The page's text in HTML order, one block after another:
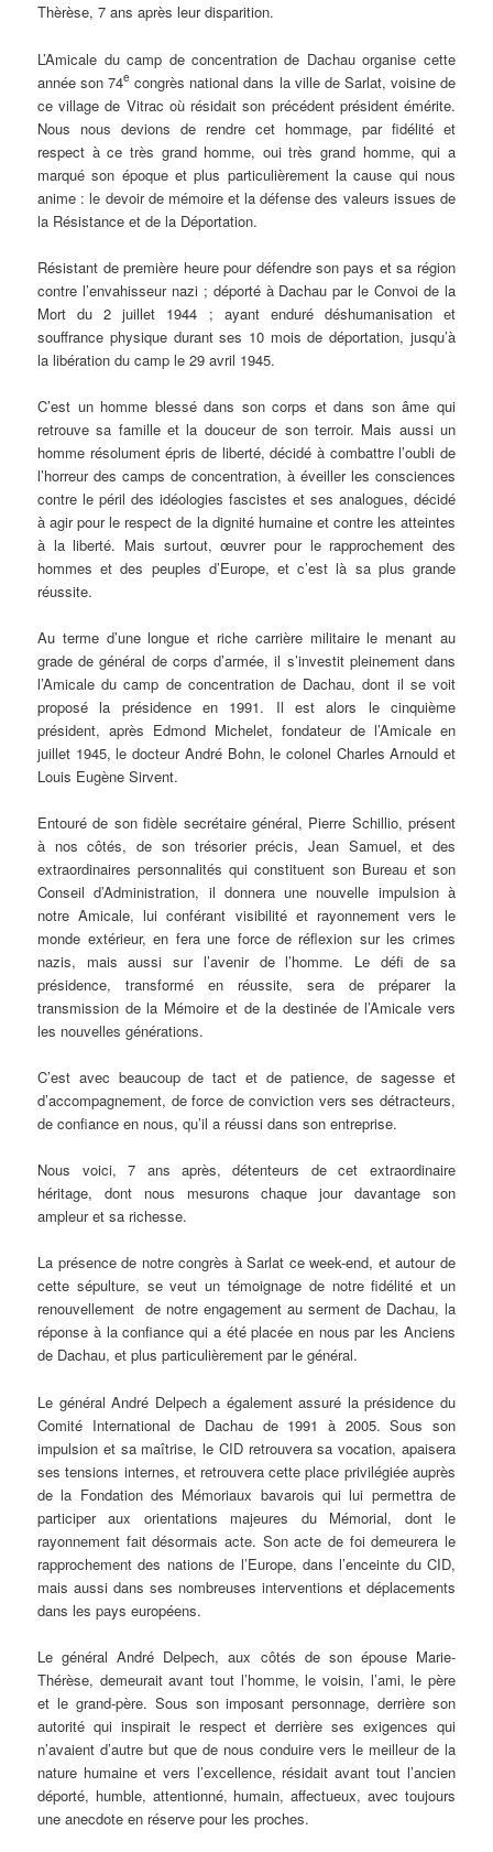
Thèrèse, 7 ans après leur disparition.
L’Amicale du camp de concentration de Dachau organise cette
année son 74e congrès national dans la ville de Sarlat, voisine de
ce village de Vitrac où résidait son précédent président émérite.
Nous nous devions de rendre cet hommage, par fidélité et
respect à ce très grand homme, oui très grand homme, qui a
marqué son époque et plus particulièrement la cause qui nous
anime : le devoir de mémoire et la défense des valeurs issues de
la Résistance et de la Déportation.
Résistant de première heure pour défendre son pays et sa région
contre l’envahisseur nazi ; déporté à Dachau par le Convoi de la
Mort du 2 juillet 1944 ; ayant enduré déshumanisation et
souffrance physique durant ses 10 mois de déportation, jusqu’à
la libération du camp le 29 avril 1945.
C’est un homme blessé dans son corps et dans son âme qui
retrouve sa famille et la douceur de son terroir. Mais aussi un
homme résolument épris de liberté, décidé à combattre l’oubli de
l’horreur des camps de concentration, à éveiller les consciences
contre le péril des idéologies fascistes et ses analogues, décidé
à agir pour le respect de la dignité humaine et contre les atteintes
à la liberté. Mais surtout, œuvrer pour le rapprochement des
hommes et des peuples d’Europe, et c’est là sa plus grande
réussite.
Au terme d’une longue et riche carrière militaire le menant au
grade de général de corps d’armée, il s’investit pleinement dans
l’Amicale du camp de concentration de Dachau, dont il se voit
proposé la présidence en 1991. Il est alors le cinquième
président, après Edmond Michelet, fondateur de l’Amicale en
juillet 1945, le docteur André Bohn, le colonel Charles Arnould et
Louis Eugène Sirvent.
Entouré de son fidèle secrétaire général, Pierre Schillio, présent
à nos côtés, de son trésorier précis, Jean Samuel, et des
extraordinaires personnalités qui constituent son Bureau et son
Conseil d’Administration, il donnera une nouvelle impulsion à
notre Amicale, lui conférant visibilité et rayonnement vers le
monde extérieur, en fera une force de réflexion sur les crimes
nazis, mais aussi sur l’avenir de l’homme. Le défi de sa
présidence, transformé en réussite, sera de préparer la
transmission de la Mémoire et de la destinée de l’Amicale vers
les nouvelles générations.
C’est avec beaucoup de tact et de patience, de sagesse et
d’accompagnement, de force de conviction vers ses détracteurs,
de confiance en nous, qu’il a réussi dans son entreprise.
Nous voici, 7 ans après, détenteurs de cet extraordinaire
héritage, dont nous mesurons chaque jour davantage son
ampleur et sa richesse.
La présence de notre congrès à Sarlat ce week-end, et autour de
cette sépulture, se veut un témoignage de notre fidélité et un
renouvellement de notre engagement au serment de Dachau, la
réponse à la confiance qui a été placée en nous par les Anciens
de Dachau, et plus particulièrement par le général.
Le général André Delpech a également assuré la présidence du
Comité International de Dachau de 1991 à 2005. Sous son
impulsion et sa maîtrise, le CID retrouvera sa vocation, apaisera
ses tensions internes, et retrouvera cette place privilégiée auprès
de la Fondation des Mémoriaux bavarois qui lui permettra de
participer aux orientations majeures du Mémorial, dont le
rayonnement fait désormais acte. Son acte de foi demeurera le
rapprochement des nations de l’Europe, dans l’enceinte du CID,
mais aussi dans ses nombreuses interventions et déplacements
dans les pays européens.
Le général André Delpech, aux côtés de son épouse Marie-
Thérèse, demeurait avant tout l’homme, le voisin, l’ami, le père
et le grand-père. Sous son imposant personnage, derrière son
autorité qui inspirait le respect et derrière ses exigences qui
n’avaient d’autre but que de nous conduire vers le meilleur de la
nature humaine et vers l’excellence, résidait avant tout l’ancien
déporté, humble, attentionné, humain, affectueux, avec toujours
une anecdote en réserve pour les proches.